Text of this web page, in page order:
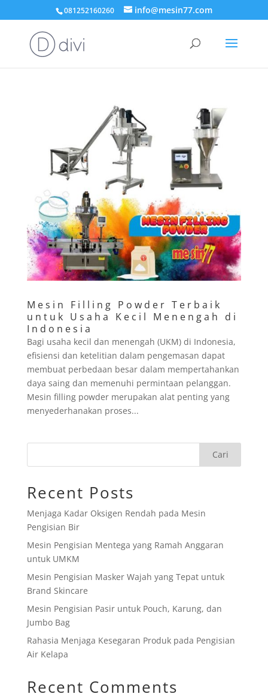
081252160260 info@mesin77.com
Mesin Filling Powder Terbaik
untuk Usaha Kecil Menengah di
Indonesia
Bagi usaha kecil dan menengah (UKM) di Indonesia,
efisiensi dan ketelitian dalam pengemasan dapat
membuat perbedaan besar dalam mempertahankan
daya saing dan memenuhi permintaan pelanggan.
Mesin filling powder merupakan alat penting yang
menyederhanakan proses...
Cari
Recent Posts
Menjaga Kadar Oksigen Rendah pada Mesin
Pengisian Bir
Mesin Pengisian Mentega yang Ramah Anggaran
untuk UMKM
Mesin Pengisian Masker Wajah yang Tepat untuk
Brand Skincare
Mesin Pengisian Pasir untuk Pouch, Karung, dan
Jumbo Bag
Rahasia Menjaga Kesegaran Produk pada Pengisian
Air Kelapa
Recent Comments